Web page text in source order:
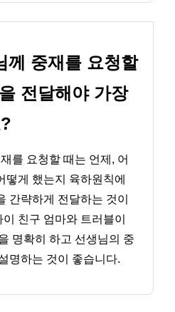
께 중재를 요청할
전달해야 가장
를 요청할 때는 언제, 어
떻게 했는지 육하원칙에
간략하게 전달하는 것이
친구 엄마와 트러블이
명확히 하고 선생님의 중
명하는 것이 좋습니다.